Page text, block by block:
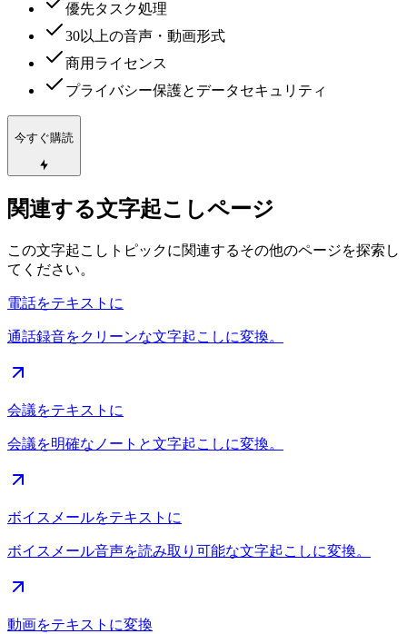
優先タスク処理
30以上の音声・動画形式
商用ライセンス
プライバシー保護とデータセキュリティ
今すぐ購読
関連する文字起こしページ
この文字起こしトピックに関連するその他のページを探索し
てください。
電話をテキストに
通話録音をクリーンな文字起こしに変換。
会議をテキストに
会議を明確なノートと文字起こしに変換。
ボイスメールをテキストに
ボイスメール音声を読み取り可能な文字起こしに変換。
動画をテキストに変換